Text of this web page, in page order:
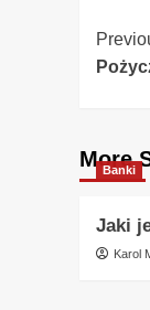
More
Banki
Jaki
Karol